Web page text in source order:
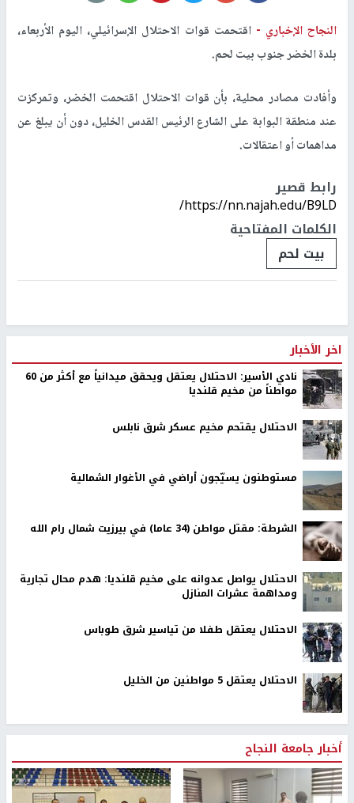
النجاح الإخباري -اقتحمت قوات الاحتلال الإسرائيلي، اليوم الأربعاء،
بلدة الخضر جنوب بيت لحم.
وأفادت مصادر محلية، بأن قوات الاحتلال اقتحمت الخضر، وتمركزت
عند منطقة البوابة على الشارع الرئيس القدس الخليل، دون أن يبلغ عن
مداهمات أو اعتقالات.
رابط قصير
https://nn.najah.edu/B9LD/
الكلمات المفتاحية
بيت لحم
اخر الأخبار
نادي الأسير: الاحتلال يعتقل ويحقق ميدانياً مع أكثر من 60
مواطناً من مخيم قلنديا
الاحتلال يقتحم مخيم عسكر شرق نابلس
مستوطنون يسيّجون أراضي في الأغوار الشمالية
الشرطة: مقتل مواطن (34 عاما) في بيرزيت شمال رام الله
الاحتلال يواصل عدوانه على مخيم قلنديا: هدم محال تجارية
ومداهمة عشرات المنازل
الاحتلال يعتقل طفلا من تياسير شرق طوباس
الاحتلال يعتقل 5 مواطنين من الخليل
أخبار جامعة النجاح